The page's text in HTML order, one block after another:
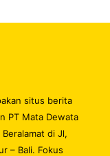
situs berita
PT Mata Dewata
di Jl,
– Bali. Fokus